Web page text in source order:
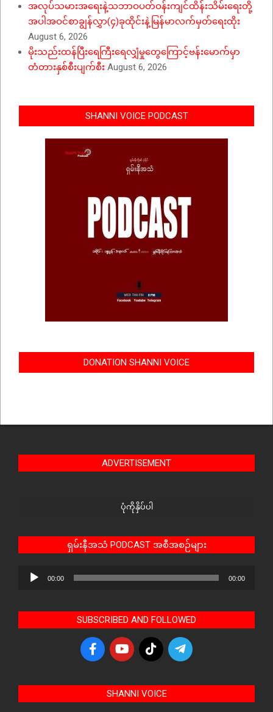
အလုပ်သမားအရေးနဲ့သဘာဝပတ်ဝန်းကျင်ထိန်းသိမ်းရေးတို့
အပါအဝင်စာချွန်လွှာ(၄)ခုထိုင်းနဲ့မြန်မာလက်မှတ်ရေးထိုး
August 6, 2026
မိုးသည်းထန်ပြီးရေကြီးရေလျှံမှုတွေကြောင့်ဗန်းမောက်မှာ
တံတားနှစ်စီးပျက်စီး August 6, 2026
SHANNI VOICE PODCAST
DONATION SHANNI VOICE
ADVERTISEMENT
ပုံကိုနှိပ်ပါ
ရှမ်းနီအသံ PODCAST အစီအစဉ်များ
Audio
00:00 00:00
SUBSCRIBED AND FOLLOWED
SHANNI VOICE